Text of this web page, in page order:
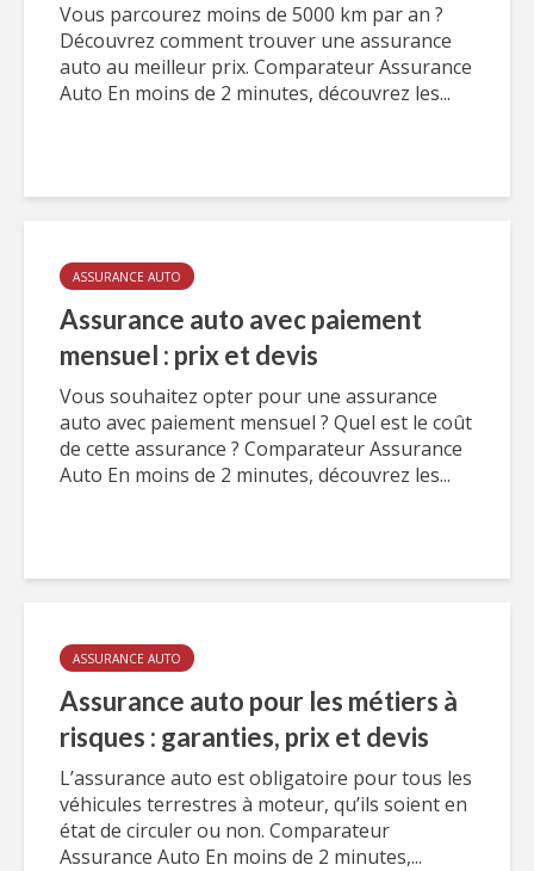
Vous parcourez moins de 5000 km par an ?
Découvrez comment trouver une assurance
auto au meilleur prix. Comparateur Assurance
Auto En moins de 2 minutes, découvrez les...
ASSURANCE AUTO
Assurance auto avec paiement
mensuel : prix et devis
Vous souhaitez opter pour une assurance
auto avec paiement mensuel ? Quel est le coût
de cette assurance ? Comparateur Assurance
Auto En moins de 2 minutes, découvrez les...
ASSURANCE AUTO
Assurance auto pour les métiers à
risques : garanties, prix et devis
L’assurance auto est obligatoire pour tous les
véhicules terrestres à moteur, qu’ils soient en
état de circuler ou non. Comparateur
Assurance Auto En moins de 2 minutes,...